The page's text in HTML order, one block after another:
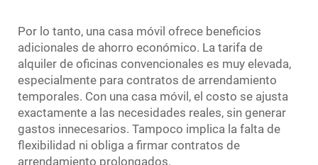
Por lo tanto, una casa móvil ofrece beneficios
adicionales de ahorro económico. La tarifa de
alquiler de oficinas convencionales es muy elevada,
especialmente para contratos de arrendamiento
temporales. Con una casa móvil, el costo se ajusta
exactamente a las necesidades reales, sin generar
gastos innecesarios. Tampoco implica la falta de
flexibilidad ni obliga a firmar contratos de
arrendamiento prolongados.